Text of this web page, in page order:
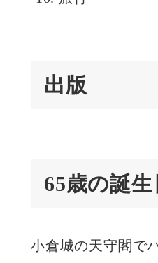
出版
65歳の誕生
小倉城の天守閣で